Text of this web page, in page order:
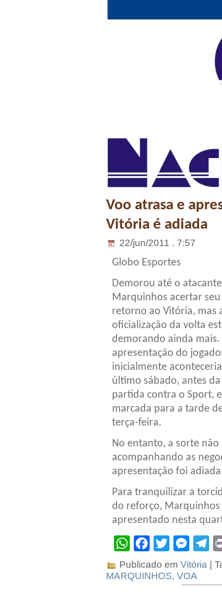
Voo atrasa e
Vitória é adiada
22/jun/2011 . 7:57
Globo Esportes
Demorou até o atacante
Marquinhos acertar seu
retorno ao Vitória, mas
oficialização da volta
demorando ainda mais.
apresentação do
inicialmente
último sábado, antes da
partida contra o Sport,
marcada para a tarde
terça-feira.
No entanto, a sorte não
acompanhando as
apresentação foi
Para tranquilizar a
do reforço, Marquinhos
apresentado nesta
WhatsApp
Facebook
Twitter
Publicado em Vitória |
MARQUINHOS, VOA